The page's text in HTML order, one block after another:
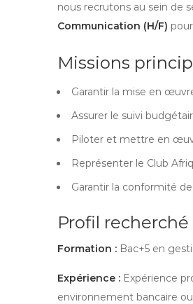
nous recrutons au sein de
Communication (H/F)
Missions
Garantir la mise en
Assurer le suivi
Piloter et mettre en
Représenter le Club
Garantir la conformité
Profil recherché
Formation : Bac+5 en
Expérience : Expérience
environnement bancaire